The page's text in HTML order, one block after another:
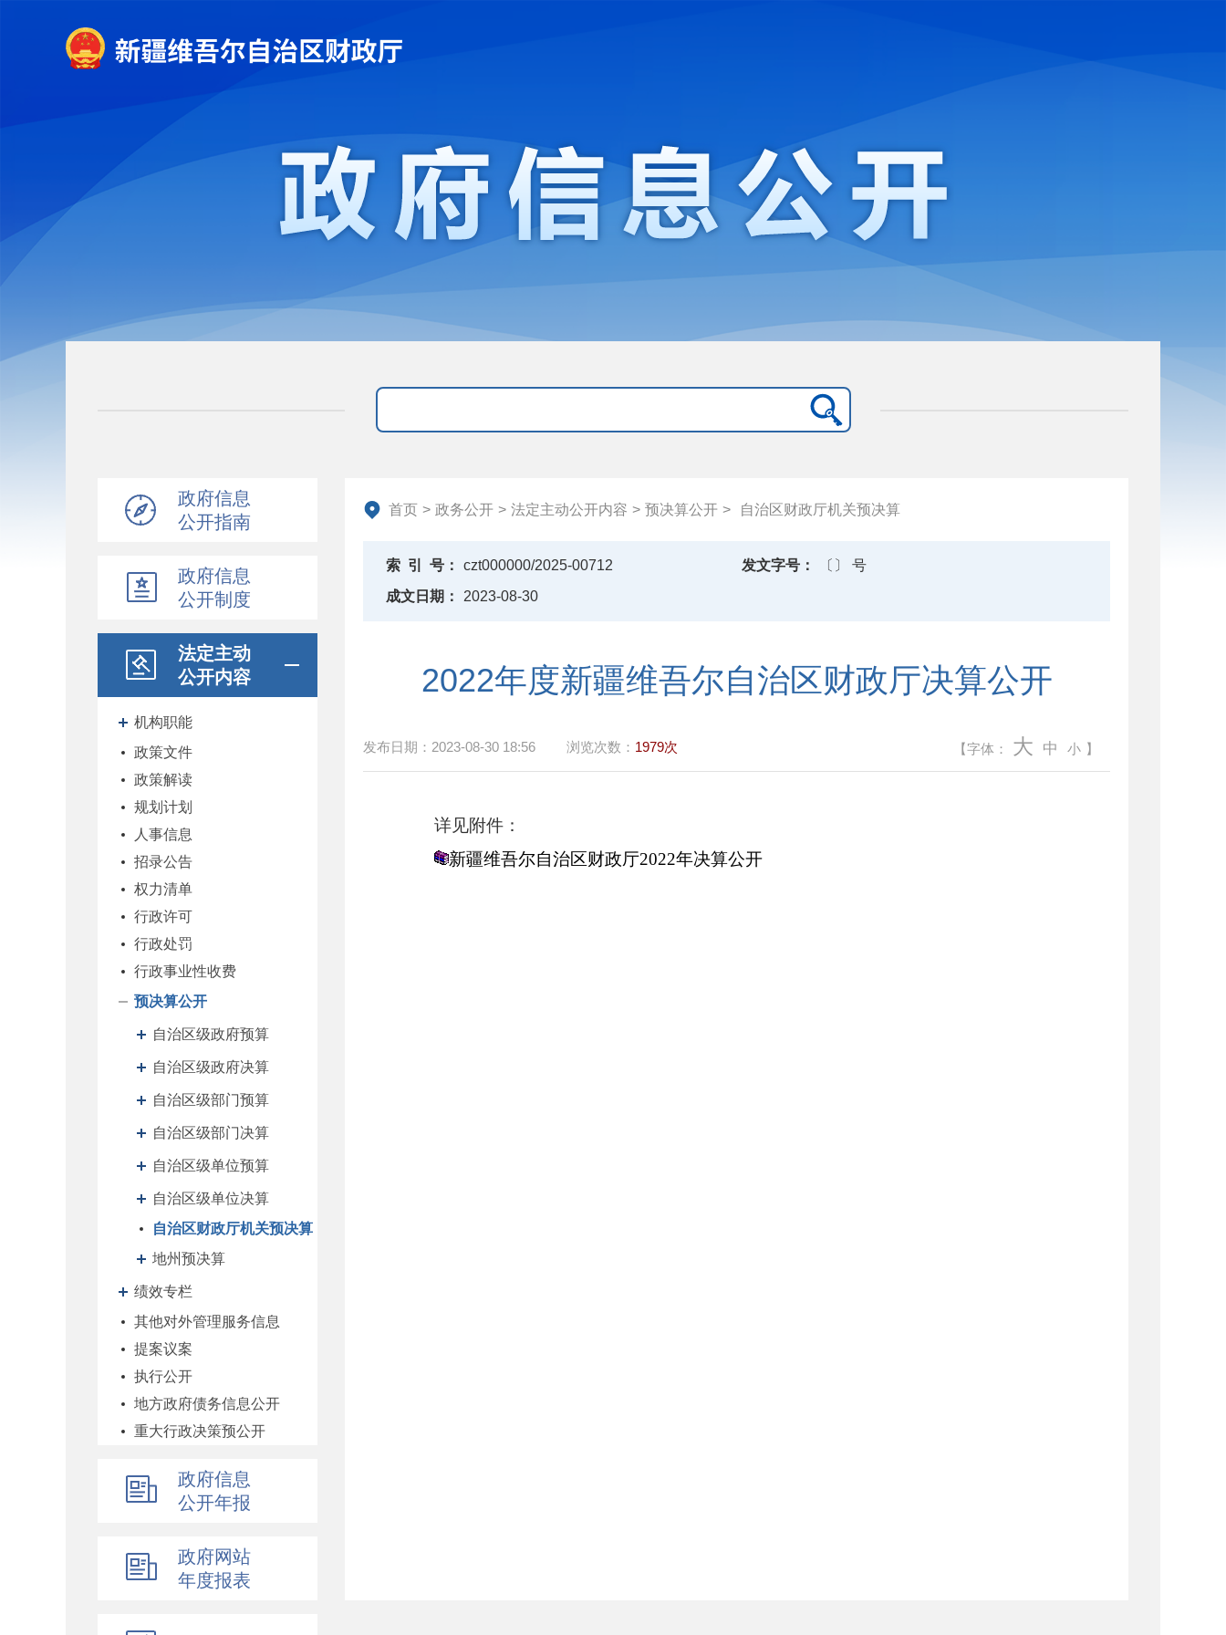
政府信息
公开指南
政府信息
公开制度
法定主动
公开内容
机构职能
政策文件
政策解读
规划计划
人事信息
招录公告
权力清单
行政许可
行政处罚
行政事业性收费
预决算公开
自治区级政府预算
自治区级政府决算
自治区级部门预算
自治区级部门决算
自治区级单位预算
自治区级单位决算
自治区财政厅机关预决算
地州预决算
绩效专栏
其他对外管理服务信息
提案议案
执行公开
地方政府债务信息公开
重大行政决策预公开
财政数据
直达资金
简政放权
政府信息
公开年报
政府网站
年度报表
首页 > 政务公开 > 法定主动公开内容 > 预决算公开 > 自治区财政厅机关预决算
索 引 号： czt000000/2025-00712 发文字号：
〔〕 号
成文日期：
2023-08-30
2022年度新疆维吾尔自治区财政厅决算公开
发布日期： 2023-08-30 18:56 浏览次数： 1979次 【字体： 大 中 小 】
详见附件：
新疆维吾尔自治区财政厅2022年决算公开